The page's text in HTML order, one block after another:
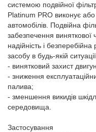
системою подвійної
Platinum PRO виконує
автомобілів. Подвійна
забезпечення
надійність і
засобу в будь-якій
- винятковий захист
- зниження
палива;
- зменшення викидів
середовища.
Застосування